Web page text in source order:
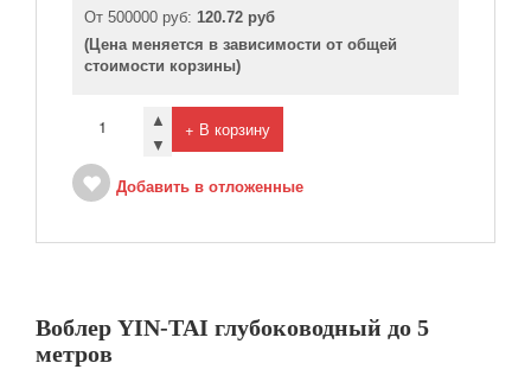
От 500000 руб: 120.72 руб
(Цена меняется в зависимости от общей
стоимости корзины)
▲
▼
+ В корзину
Добавить в отложенные
Воблер YIN-TAI глубоководный до 5
метров